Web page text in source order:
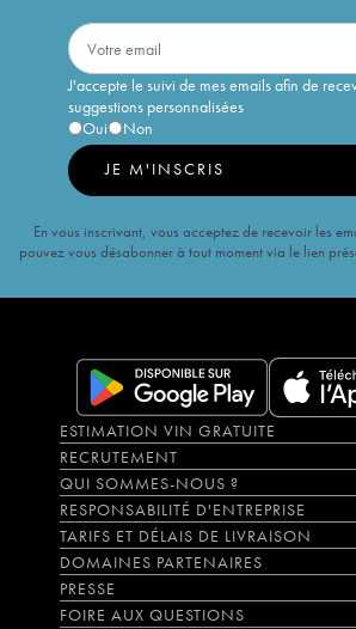
J'accepte le suivi de mes emails afin de
suggestions personnalisées
Oui
Non
JE M'INSCRIS
En vous inscrivant, vous acceptez de recevoir les
pouvez vous désabonner à tout moment via le lien
ESTIMATION VIN GRATUITE
RECRUTEMENT
QUI SOMMES-NOUS ?
RESPONSABILITÉ D'ENTREPRISE
TARIFS ET DÉLAIS DE LIVRAISON
DOMAINES PARTENAIRES
PRESSE
FOIRE AUX QUESTIONS